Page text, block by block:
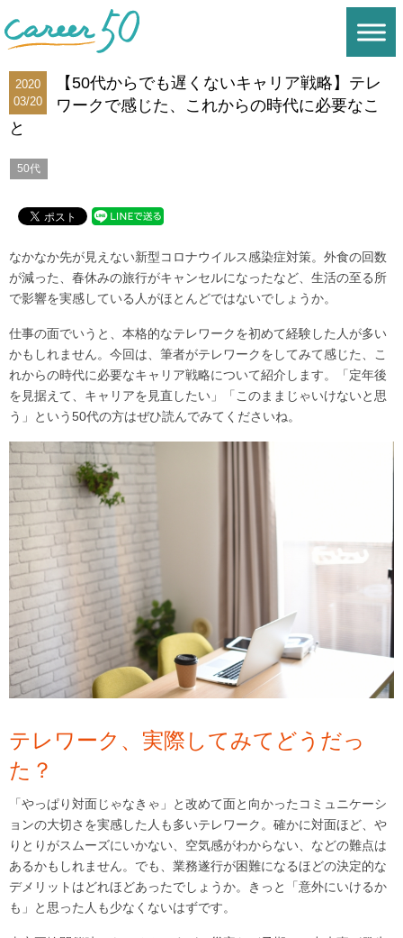
2020
03/20
【50代からでも遅くないキャリア戦略】テレ
ワークで感じた、これからの時代に必要なこ
と
50代
なかなか先が見えない新型コロナウイルス感染症対策。外食の回数
が減った、春休みの旅行がキャンセルになったなど、生活の至る所
で影響を実感している人がほとんどではないでしょうか。
仕事の面でいうと、本格的なテレワークを初めて経験した人が多い
かもしれません。今回は、筆者がテレワークをしてみて感じた、こ
れからの時代に必要なキャリア戦略について紹介します。「定年後
を見据えて、キャリアを見直したい」「このままじゃいけないと思
う」という50代の方はぜひ読んでみてくださいね。
テレワーク、実際してみてどうだっ
た？
「やっぱり対面じゃなきゃ」と改めて面と向かったコミュニケーシ
ョンの大切さを実感した人も多いテレワーク。確かに対面ほど、や
りとりがスムーズにいかない、空気感がわからない、などの難点は
あるかもしれません。でも、業務遂行が困難になるほどの決定的な
デメリットはどれほどあったでしょうか。きっと「意外にいけるか
も」と思った人も少なくないはずです。